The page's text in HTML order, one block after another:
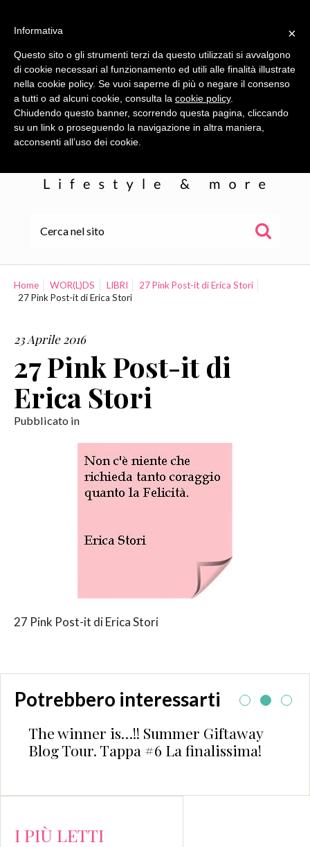
WOR(L)DS
COLLABORAZIONI
CONTATTI
Home WOR(L)DS LIBRI
27 Pink Post-it di Erica Stori
27 Pink Post-it di Erica Stori
23 Aprile 2016
27 Pink Post-it di
Erica Stori
Pubblicato in
27 Pink Post-it di Erica Stori
Potrebbero interessarti
The winner is…!! Summer Giftaway
Blog Tour. Tappa #6 La finalissima!
I PIÙ LETTI
×
Informativa
Questo sito o gli strumenti terzi da questo utilizzati si avvalgono
di cookie necessari al funzionamento ed utili alle finalità illustrate
nella cookie policy. Se vuoi saperne di più o negare il consenso
a tutti o ad alcuni cookie, consulta la cookie policy.
Chiudendo questo banner, scorrendo questa pagina, cliccando
su un link o proseguendo la navigazione in altra maniera,
acconsenti all’uso dei cookie.